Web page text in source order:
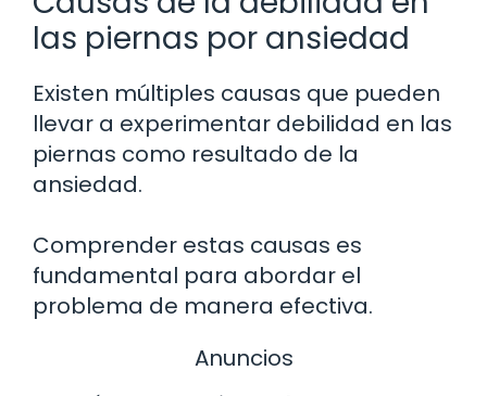
las piernas por ansiedad
Existen múltiples causas que pueden
llevar a experimentar debilidad en las
piernas como resultado de la
ansiedad.
Comprender estas causas es
fundamental para abordar el
problema de manera efectiva.
Anuncios